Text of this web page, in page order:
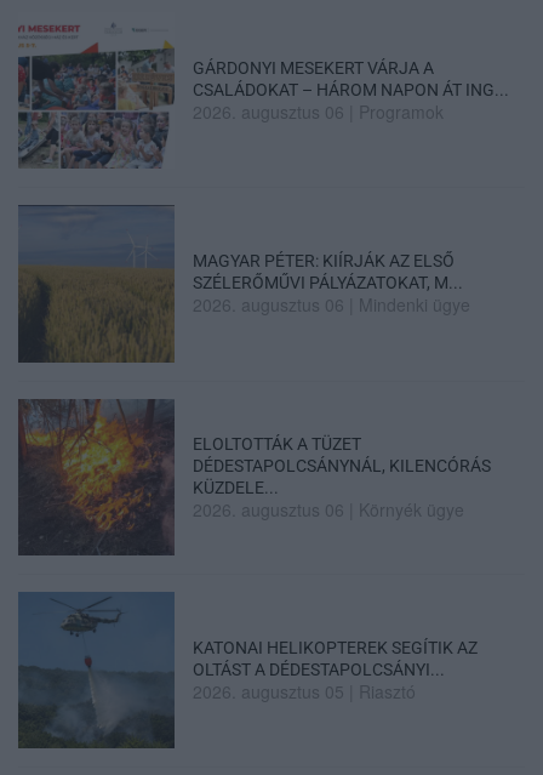
GÁRDONYI MESEKERT VÁRJA A
CSALÁDOKAT – HÁROM NAPON ÁT ING...
2026. augusztus 06 Programok
MAGYAR PÉTER: KIÍRJÁK AZ ELSŐ
SZÉLERŐMŰVI PÁLYÁZATOKAT, M...
2026. augusztus 06 Mindenki ügye
ELOLTOTTÁK A TÜZET
DÉDESTAPOLCSÁNYNÁL, KILENCÓRÁS
KÜZDELE...
2026. augusztus 06 Környék ügye
KATONAI HELIKOPTEREK SEGÍTIK AZ
OLTÁST A DÉDESTAPOLCSÁNYI...
2026. augusztus 05 Riasztó